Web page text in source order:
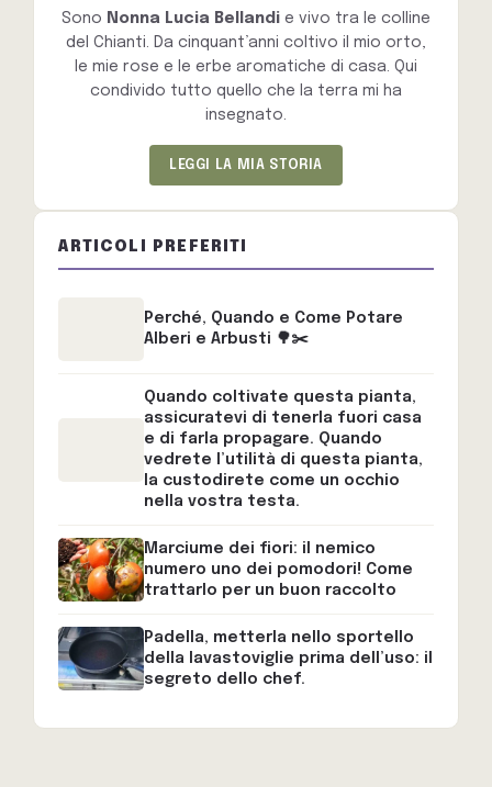
Sono Nonna Lucia Bellandi e vivo tra le colline
del Chianti. Da cinquant’anni coltivo il mio orto,
le mie rose e le erbe aromatiche di casa. Qui
condivido tutto quello che la terra mi ha
insegnato.
LEGGI LA MIA STORIA
ARTICOLI PREFERITI
Perché, Quando e Come Potare
Alberi e Arbusti 🌳✂️
Quando coltivate questa pianta,
assicuratevi di tenerla fuori casa
e di farla propagare. Quando
vedrete l’utilità di questa pianta,
la custodirete come un occhio
nella vostra testa.
Marciume dei fiori: il nemico
numero uno dei pomodori! Come
trattarlo per un buon raccolto
Padella, metterla nello sportello
della lavastoviglie prima dell’uso: il
segreto dello chef.